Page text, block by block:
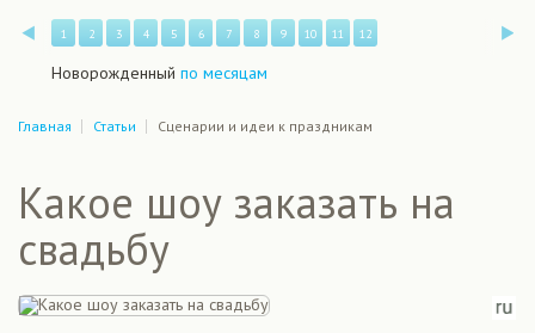
Назад
1 2 3 4 5 6 7 8 9 10 11 12
Новорожденный по месяцам
Главная Статьи Сценарии и идеи к праздникам
Какое шоу заказать на
свадьбу